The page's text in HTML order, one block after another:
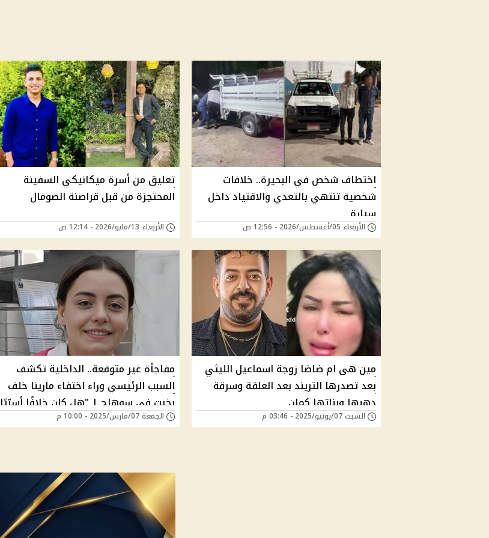
اختطاف شخص في البحيرة.. خلافات
شخصية تنتهي بالتعدي والاقتياد داخل
سيارة
الأربعاء 05/أغسطس/2026 - 12:56 ص
تعليق من أسرة ميكانيكي السفينة
المحتجزة من قبل قراصنة الصومال
الأربعاء 13/مايو/2026 - 12:14 ص
مين هى ام ضاضا زوجة اسماعيل الليثي
بعد تصدرها التريند بعد العلقة وسرقة
دهبها وبناتها كمان
السبت 07/يونيو/2025 - 03:46 م
مفاجأة غير متوقعة.. الداخلية تكشف
السبب الرئيسي وراء اختفاء مارينا خلف
بخيت في سوهاج | "هل كان خلافًا أسرِّيًا
أم اختطافًا؟"
الجمعة 07/مارس/2025 - 10:00 م